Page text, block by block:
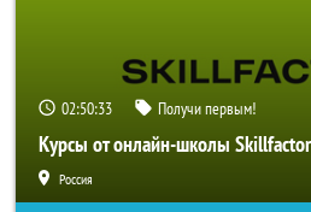
02:50:33 Получи первым!
Курсы от онлайн-школы
Россия